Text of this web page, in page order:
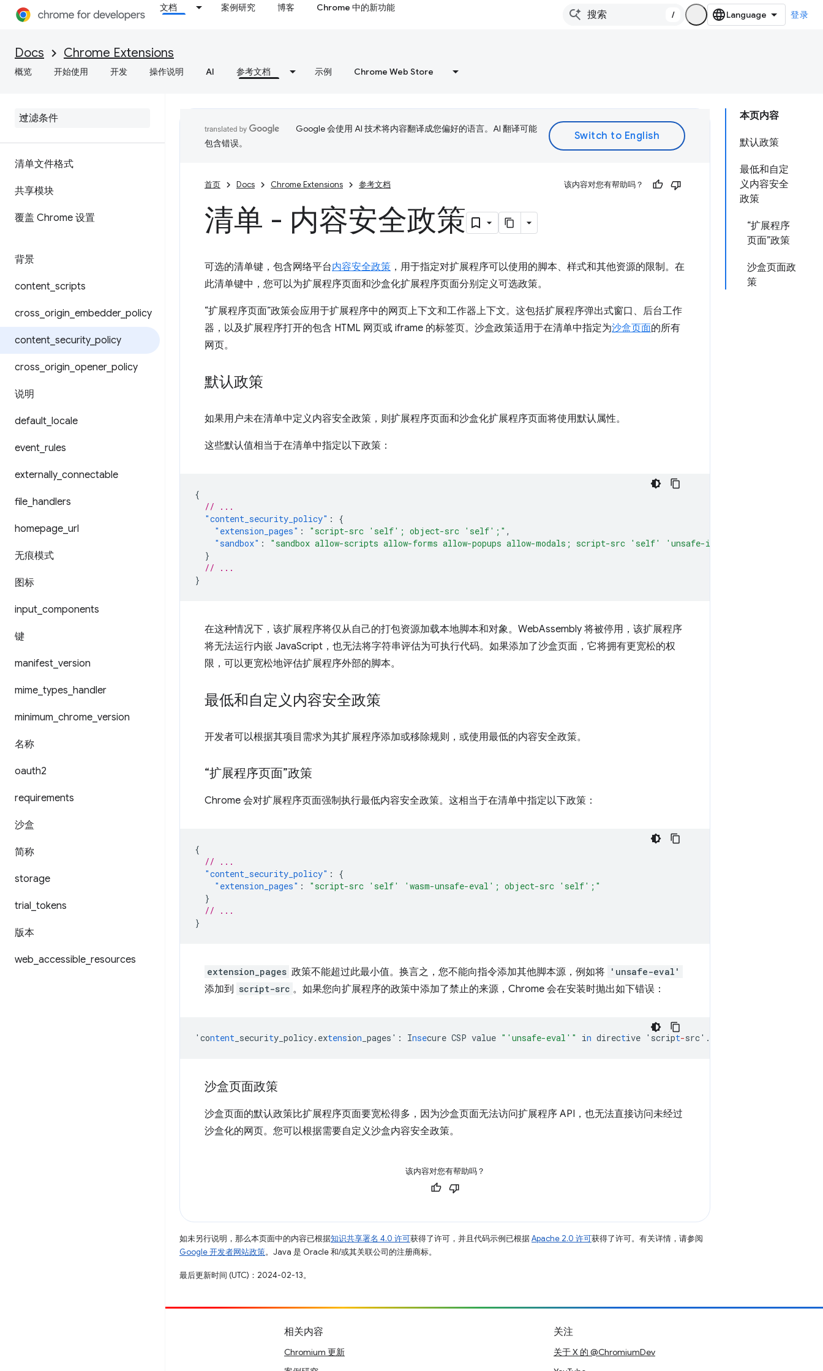
文档 案例研究 博客 Chrome 中的新功能
/ 登录
Docs Chrome Extensions
概览 开始使用 开发 操作说明 AI 参考文档 示例 Chrome Web Store
清单文件格式
共享模块
覆盖 Chrome 设置
背景
content scripts
cross origin embedder_ policy
content security_ policy
cross origin opener_ policy
说明
default locale
event rules
externally_ connectable
file handlers
homepage url
无痕模式
图标
input components
键
manifest version
mime types handler
minimum chrome version
名称
oauth2
requirements
沙盒
简称
storage
trial tokens
版本
web accessible resources
本页内容
默认政策
最低和自定
义内容安全
政策
“扩展程序
页面”政策
沙盒页面政
策
Google 会使用 AI 技术将内容翻译成您偏好的语言。AI 翻译可能
包含错误。
首页 Docs Chrome Extensions 参考文档 该内容对您有帮助吗？
清单 - 内容安全政策
可选的清单键，包含网络平台内容安全政策 ，用于指定对扩展程序可以使用的脚本、样式和其他资源的限制。在
此清单键中，您可以为扩展程序页面和沙盒化扩展程序页面分别定义可选政策。
“扩展程序页面”政策会应用于扩展程序中的网页上下文和工作器上下文。这包括扩展程序弹出式窗口、后台工作
器，以及扩展程序打开的包含 HTML 网页或 iframe 的标签页。沙盒政策适用于在清单中指定为沙盒页面的所有
网页。
默认政策
如果用户未在清单中定义内容安全政策，则扩展程序页面和沙盒化扩展程序页面将使用默认属性。
这些默认值相当于在清单中指定以下政策：
{
// ...
"content_security_policy" :
{
"extension_pages" : "script-src 'self'; object-src 'self';" ,
"sandbox" :
"sandbox allow-scripts allow-forms allow-popups allow-modals; script-src 'self' 'unsafe-inline' 'unsafe-
}
// ...
}
在这种情况下，该扩展程序将仅从自己的打包资源加载本地脚本和对象。WebAssembly 将被停用，该扩展程序
将无法运行内嵌 JavaScript，也无法将字符串评估为可执行代码。如果添加了沙盒页面，它将拥有更宽松的权
限，可以更宽松地评估扩展程序外部的脚本。
最低和自定义内容安全政策
开发者可以根据其项目需求为其扩展程序添加或移除规则，或使用最低的内容安全政策。
“扩展程序页面”政策
Chrome 会对扩展程序页面强制执行最低内容安全政策。这相当于在清单中指定以下政策：
{
// ...
"content_security_policy" :
{
"extension_pages" :
"script-src 'self' 'wasm-unsafe-eval'; object-src 'self';"
}
// ...
}
extension_pages 政策不能超过此最小值。换言之，您不能向指令添加其他脚本源，例如将 'unsafe-eval'
添加到 script-src 。如果您向扩展程序的政策中添加了禁止的来源，Chrome 会在安装时抛出如下错误：
'content _security_policy.extension _pages' : Insecure CSP value "'unsafe-eval'" in directive 'script-src'.
沙盒页面政策
沙盒页面的默认政策比扩展程序页面要宽松得多，因为沙盒页面无法访问扩展程序 API，也无法直接访问未经过
沙盒化的网页。您可以根据需要自定义沙盒内容安全政策。
该内容对您有帮助吗？
如未另行说明，那么本页面中的内容已根据知识共享署名 4.0 许可获得了许可，并且代码示例已根据Apache 2.0 许可获得了许可。有关详情，请参阅
Google 开发者网站政策。Java 是 Oracle 和/或其关联公司的注册商标。
最后更新时间 (UTC)：2024-02-13。
相关内容
Chromium 更新
关注
关于 X 的 @ChromiumDev